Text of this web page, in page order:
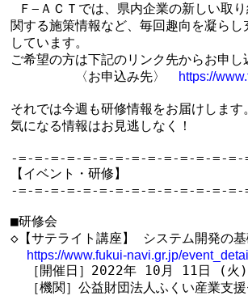
Ｆ−ＡＣＴでは、県内企業の新しい取
関する施策情報など、毎回趣向を凝ら
しています。
ご希望の方は下記のリンク先からお申し
〈お申込み先〉
https://
それでは今週も研修情報をお届けします。
気になる情報はお見逃しなく！
-=-=-=-=-=-=-=-=-=-=-=-=-=-
【イベント・研修】
-=-=-=-=-=-=-=-=-=-=-=-=-=-
■研修会
◇【サテライト講座】 システム開発の基
https://www.fukui-navi.gr.jp/
［開催日］2022年 10月 11日 (火
［機関］公益財団法人ふくい産業支